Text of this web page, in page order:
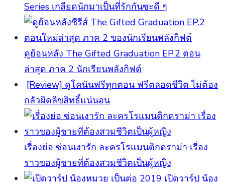
Series เกลียดนักมาเป็นที่รักกันซะดี ๆ
ดูย้อนหลัง The Gifted Graduation EP.2 ตอน
ล่าสุด ภาค 2 นักเรียนพลังกิฟต์
[Review] ดูโคนันฟรีทุกตอน ฟรีตลอดชีวิต ไม่ต้อง
กลัวผิดลิขสิทธิ์แน่นอน
เรื่องย่อ ซ่อนเงารัก ละครโรแมนติกดราม่า เรื่อง
ราวของผู้ชายที่ต้องสวมชีวิตเป็นผู้หญิง
เปิดวาร์ป น้อง